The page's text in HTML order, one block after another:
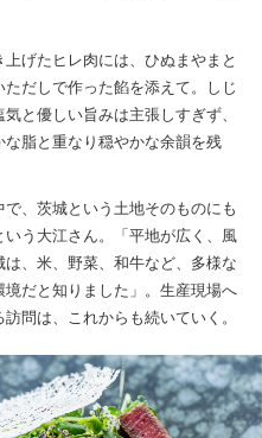
上げたヒレ肉には、ひぬまやまと
ただしで作った餡を添えて。しじ
と優しい旨みは主張しすぎず、
な脂と重なり穏やかな余韻を残
、茨城という土地そのものにも
いう大江さん。「平地が広く、風
は、米、野菜、和牛など、多様な
境だと知りました」。生産現場へ
問は、これからも続いていく。